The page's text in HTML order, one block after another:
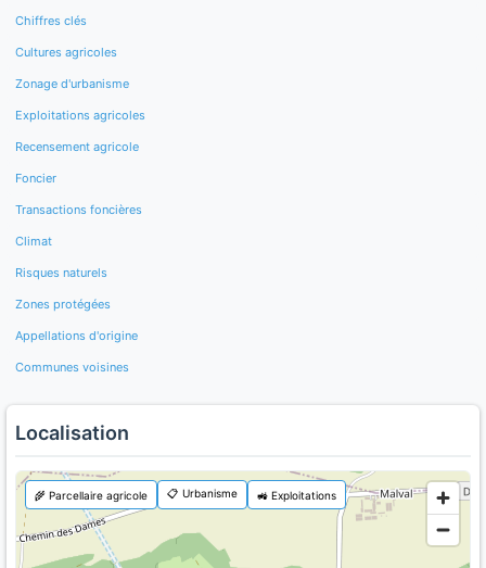
Chiffres clés
Cultures agricoles
Zonage d'urbanisme
Exploitations agricoles
Recensement agricole
Foncier
Transactions foncières
Climat
Risques naturels
Zones protégées
Appellations d'origine
Communes voisines
Localisation
🌾 Parcellaire agricole 📋 Urbanisme 🚜 Exploitations